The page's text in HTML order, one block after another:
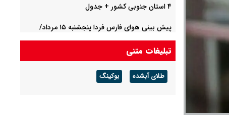
۴ استان جنوبی کشور + جدول
پیش بینی هوای فارس فردا پنجشنبه ۱۵ مرداد/
احتمال آب‌گرفتگی و سیلابی شدن مسیل‌ها
تبلیغات متنی
طلای آبشده بوکینگ